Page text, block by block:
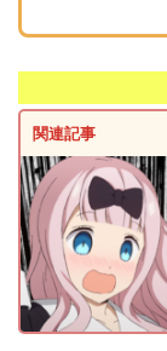
関連記事